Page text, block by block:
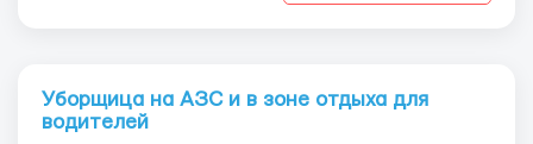
Уборщица на АЗС и в зоне отдыха для
водителей